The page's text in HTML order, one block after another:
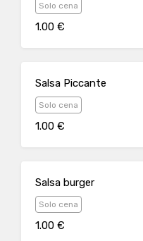
Solo cena
1.00 €
Salsa Piccante
Solo cena
1.00 €
Salsa burger
Solo cena
1.00 €